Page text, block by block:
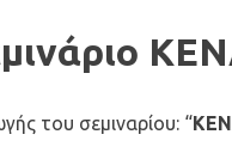
του σεμιναρίου: “